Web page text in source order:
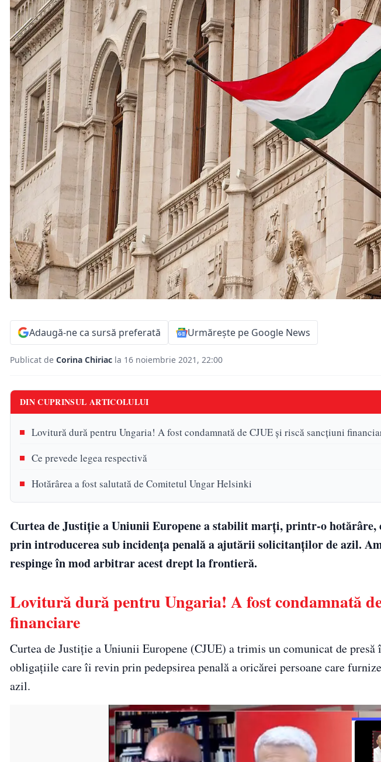
Adaugă-ne ca sursă preferată Urmărește pe Google News
Publicat de Corina Chiriac la 16 noiembrie 2021, 22:00
DIN CUPRINSUL ARTICOLULUI
Lovitură dură pentru Ungaria! A fost condamnată de CJUE și riscă sancțiuni
Ce prevede legea respectivă
Hotărârea a fost salutată de Comitetul Ungar Helsinki
Curtea de Justiție a Uniunii Europene a stabilit marți, printr-o hotărâre,
prin introducerea sub incidența penală a ajutării solicitanților de azil.
respinge în mod arbitrar acest drept la frontieră.
Lovitură dură pentru Ungaria! A fost condamnată
financiare
Curtea de Justiţie a Uniunii Europene (CJUE) a trimis un comunicat de presă
obligațiile care îi revin prin pedepsirea penală a oricărei persoane care
azil.